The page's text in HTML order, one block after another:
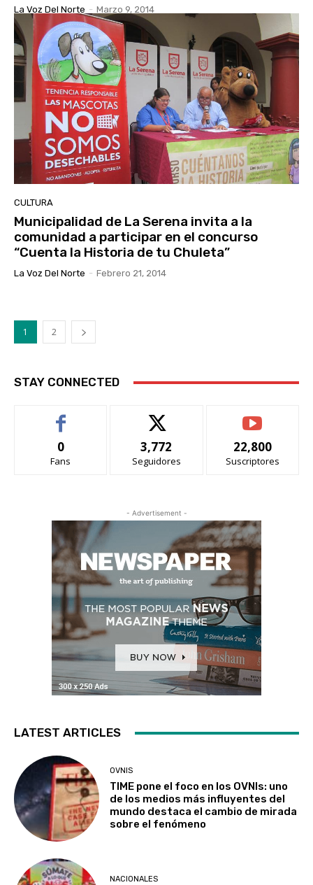
La Voz Del Norte - Marzo 9, 2014
CULTURA
Municipalidad de La Serena invita a la
comunidad a participar en el concurso
“Cuenta la Historia de tu Chuleta”
La Voz Del Norte - Febrero 21, 2014
1 2
STAY CONNECTED
0
Fans
3,772
Seguidores
22,800
Suscriptores
- Advertisement -
LATEST ARTICLES
OVNIS
TIME pone el foco en los OVNIs: uno
de los medios más influyentes del
mundo destaca el cambio de mirada
sobre el fenómeno
NACIONALES